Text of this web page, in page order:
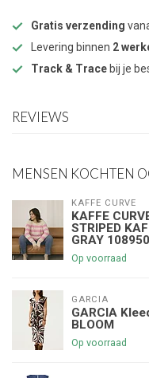
Gratis verzending
Levering binnen 2
Track & Trace bij je
REVIEWS
MENSEN KOCHTEN
KAFFE CURVE
KAFFE
STRIPED
GRAY 108950
Op voorraad
GARCIA
GARCIA
BLOOM
Op voorraad